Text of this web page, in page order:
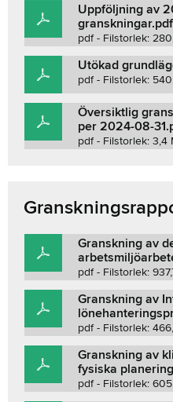
Uppföljning av
granskningar.pdf
pdf - Filstorlek:
Utökad
pdf - Filstorlek:
Översiktlig
per 2024-08-
pdf - Filstorlek: 3,4
Granskning av
pdf - Filstorlek:
Granskning av
pdf - Filstorlek:
Granskning av
fysiska
pdf - Filstorlek: